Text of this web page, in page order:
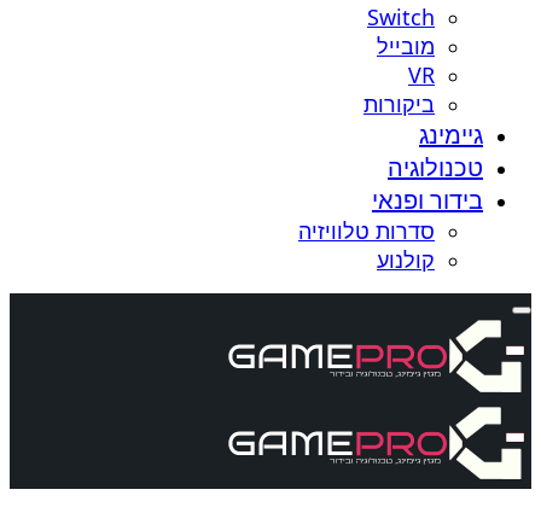
Switch
מובייל
VR
ביקורות
גיימינג
טכנולוגיה
בידור ופנאי
סדרות טלוויזיה
קולנוע